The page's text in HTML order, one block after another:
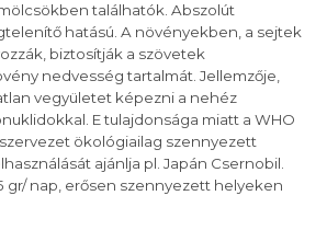
találhatók. Abszolút
hatású. A növényekben, a sejtek
biztosítják a szövetek
nedvesség tartalmát. Jellemzője,
vegyületet képezni a nehéz
E tulajdonsága miatt a WHO
ökológiailag szennyezett
ajánlja pl. Japán Csernobil.
gr/ nap, erősen szennyezett helyeken